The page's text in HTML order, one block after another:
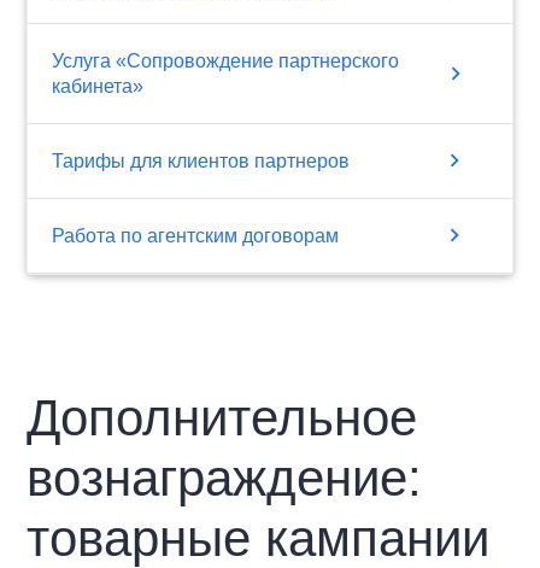
Услуга «Сопровождение партнерского
кабинета»
chevron_right
Тарифы для клиентов партнеров chevron_right
Работа по агентским договорам chevron_right
Дополнительное
вознаграждение:
товарные кампании